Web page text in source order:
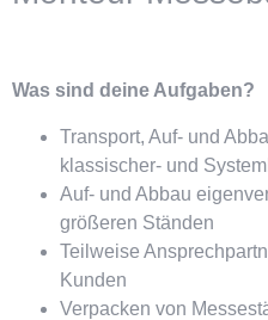
Was sind deine Aufgaben?
Transport, Auf- und
klassischer- und
Auf- und Abbau
größeren Ständen
Teilweise
Kunden
Verpacken von